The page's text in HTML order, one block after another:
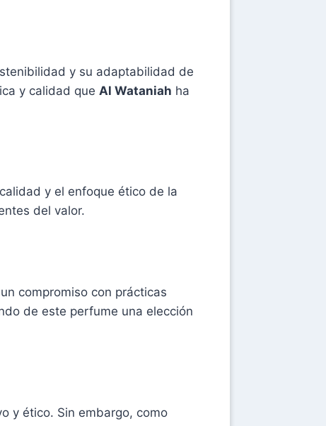
y su adaptabilidad de
y calidad que Al Wataniah ha
y el enfoque ético de la
del valor.
compromiso con prácticas
de este perfume una elección
y ético. Sin embargo, como